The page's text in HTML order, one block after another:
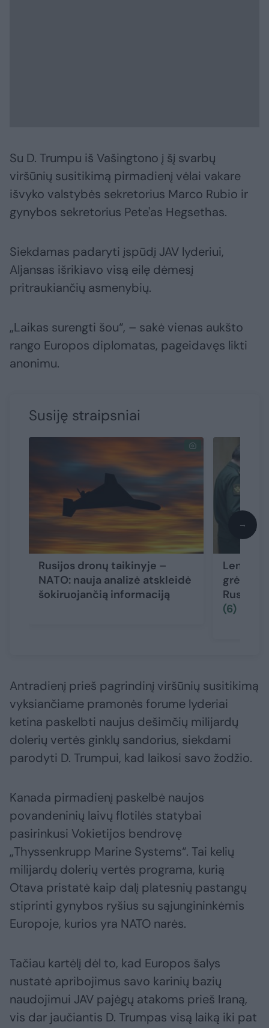
Su D. Trumpu iš Vašingtono į šį svarbų
viršūnių susitikimą pirmadienį vėlai vakare
išvyko valstybės sekretorius Marco Rubio ir
gynybos sekretorius Pete'as Hegsethas.
Siekdamas padaryti įspūdį JAV lyderiui,
Aljansas išrikiavo visą eilę dėmesį
pritraukiančių asmenybių.
„Laikas surengti šou“, – sakė vienas aukšto
rango Europos diplomatas, pageidavęs likti
anonimu.
Susiję straipsniai
Rusijos dronų taikinyje –
NATO: nauja analizė atskleidė
šokiruojančią informaciją
Rusijos:
(6)
→
Antradienį prieš pagrindinį viršūnių susitikimą
vyksiančiame pramonės forume lyderiai
ketina paskelbti naujus dešimčių milijardų
dolerių vertės ginklų sandorius, siekdami
parodyti D. Trumpui, kad laikosi savo žodžio.
Kanada pirmadienį paskelbė naujos
povandeninių laivų flotilės statybai
pasirinkusi Vokietijos bendrovę
„Thyssenkrupp Marine Systems“. Tai kelių
milijardų dolerių vertės programa, kurią
Otava pristatė kaip dalį platesnių pastangų
stiprinti gynybos ryšius su sąjungininkėmis
Europoje, kurios yra NATO narės.
Tačiau kartėlį dėl to, kad Europos šalys
nustatė apribojimus savo karinių bazių
naudojimui JAV pajėgų atakoms prieš Iraną,
vis dar jaučiantis D. Trumpas visą laiką iki pat